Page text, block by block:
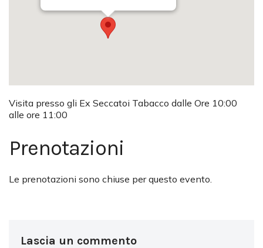
Visita presso gli Ex Seccatoi Tabacco dalle Ore 10:00
alle ore 11:00
Prenotazioni
Le prenotazioni sono chiuse per questo evento.
Lascia un commento